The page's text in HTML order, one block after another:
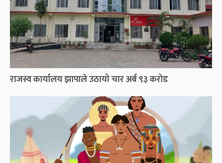
राजस्व कार्यालय झापाले उठायो चार अर्ब ९३ करोड